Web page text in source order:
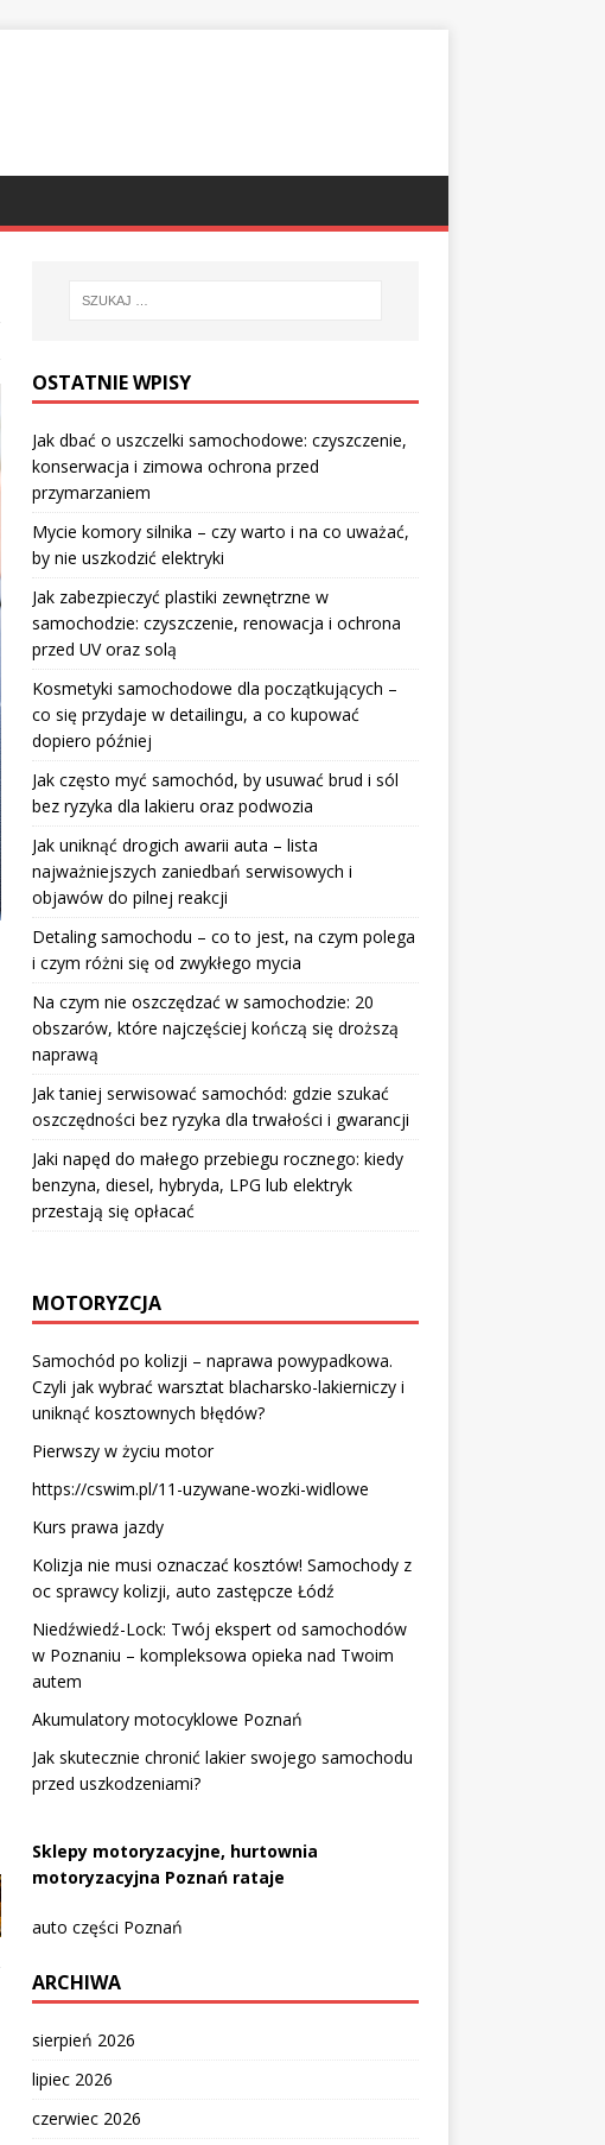
OSTATNIE WPISY
Jak dbać o uszczelki samochodowe: czyszczenie,
konserwacja i zimowa ochrona przed
przymarzaniem
Mycie komory silnika – czy warto i na co uważać,
by nie uszkodzić elektryki
Jak zabezpieczyć plastiki zewnętrzne w
samochodzie: czyszczenie, renowacja i ochrona
przed UV oraz solą
Kosmetyki samochodowe dla początkujących –
co się przydaje w detailingu, a co kupować
dopiero później
Jak często myć samochód, by usuwać brud i sól
bez ryzyka dla lakieru oraz podwozia
Jak uniknąć drogich awarii auta – lista
najważniejszych zaniedbań serwisowych i
objawów do pilnej reakcji
Detaling samochodu – co to jest, na czym polega
i czym różni się od zwykłego mycia
Na czym nie oszczędzać w samochodzie: 20
obszarów, które najczęściej kończą się droższą
naprawą
Jak taniej serwisować samochód: gdzie szukać
oszczędności bez ryzyka dla trwałości i gwarancji
Jaki napęd do małego przebiegu rocznego: kiedy
benzyna, diesel, hybryda, LPG lub elektryk
przestają się opłacać
MOTORYZCJA
Samochód po kolizji – naprawa powypadkowa.
Czyli jak wybrać warsztat blacharsko-lakierniczy i
uniknąć kosztownych błędów?
Pierwszy w życiu motor
https://cswim.pl/11-uzywane-wozki-widlowe
Kurs prawa jazdy
Kolizja nie musi oznaczać kosztów! Samochody z
oc sprawcy kolizji, auto zastępcze Łódź
Niedźwiedź-Lock: Twój ekspert od samochodów
w Poznaniu – kompleksowa opieka nad Twoim
autem
Akumulatory motocyklowe Poznań
Jak skutecznie chronić lakier swojego samochodu
przed uszkodzeniami?
Sklepy motoryzacyjne, hurtownia
motoryzacyjna Poznań rataje
auto części Poznań
ARCHIWA
sierpień 2026
lipiec 2026
czerwiec 2026